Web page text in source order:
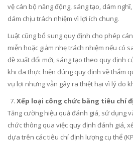
vệ cán bộ năng động, sáng tạo, dám
dám chịu trách nhiệm vì lợi ích chung.
Luật cũng bổ sung quy định cho phép
miễn hoặc giảm nhẹ trách nhiệm nếu có
đề xuất đổi mới, sáng tạo theo quy định
khi đã thực hiện đúng quy định về thẩm
vụ lợi nhưng vẫn gây ra thiệt hại vì lý do
Xếp loại công chức bằng tiêu chí
Tăng cường hiệu quả đánh giá, sử dụng
chức thông qua việc quy định đánh giá,
dựa trên các tiêu chí định lượng cụ thể